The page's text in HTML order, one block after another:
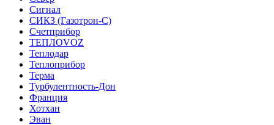
Сигнал
СИКЗ (Газотрон-С)
Счетприбор
ТЕПЛОVOZ
Теплодар
Теплоприбор
Терма
Турбулентность-Дон
Франция
Хотхан
Эван